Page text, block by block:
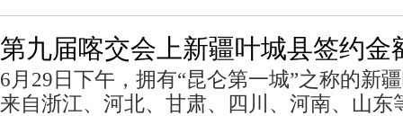
第九届喀交会上新疆叶城县签约金
6月29日下午，拥有“昆仑第一城”之称的新
来自浙江、河北、甘肃、四川、河南、山东